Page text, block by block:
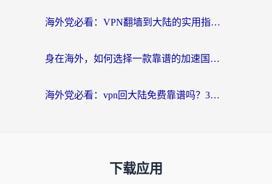
海外党必看：VPN翻墙到大陆的实用指南——从看CCTV5到选加速器，一篇全搞定
身在海外，如何选择一款靠谱的加速国内网络的加速器？
海外党必看：vpn回大陆免费靠谱吗？3步选对加速器实现无缝刷国内资源
下载应用